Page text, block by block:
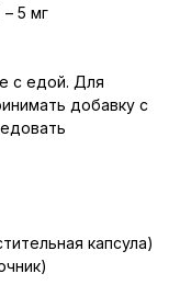
5 мг
с едой. Для
добавку с
капсула)